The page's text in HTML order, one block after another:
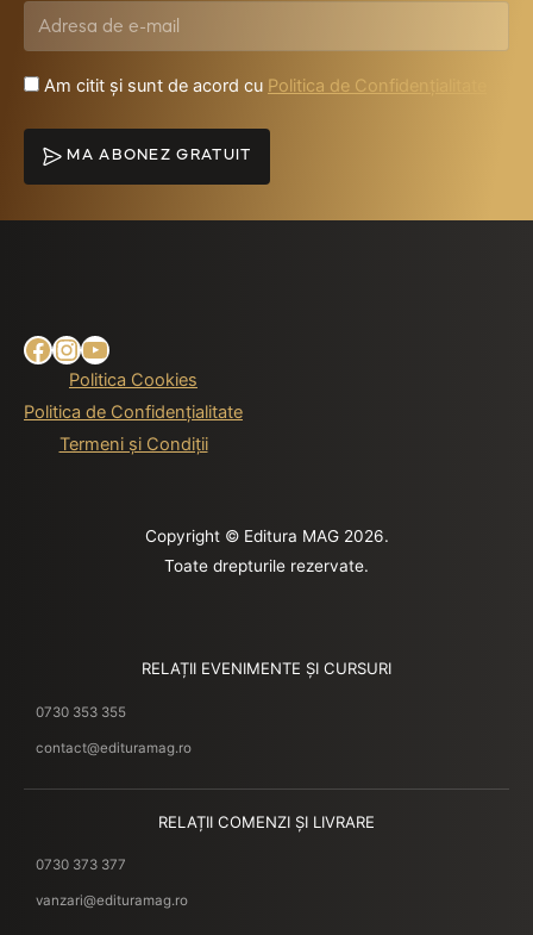
Am citit și sunt de acord cu Politica de Confidențialitate
MA ABONEZ GRATUIT
Facebook
Instagram
YouTube
Politica Cookies
Politica de Confidențialitate
Termeni și Condiții
Copyright © Editura MAG 2026.
Toate drepturile rezervate.
RELAȚII EVENIMENTE ȘI CURSURI
0730 353 355
contact@edituramag.ro
RELAȚII COMENZI ȘI LIVRARE
0730 373 377
vanzari@edituramag.ro